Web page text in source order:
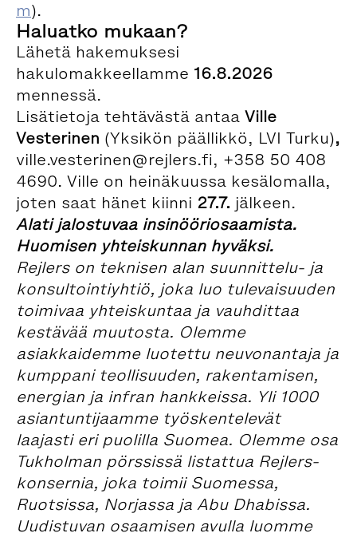
m).
Haluatko mukaan?
Lähetä hakemuksesi
hakulomakkeellamme 16.8.2026
mennessä.
Lisätietoja tehtävästä antaa Ville
Vesterinen (Yksikön päällikkö, LVI Turku),
ville.vesterinen@rejlers.fi, +358 50 408
4690. Ville on heinäkuussa kesälomalla,
joten saat hänet kiinni 27.7. jälkeen.
Alati jalostuvaa insinööriosaamista.
Huomisen yhteiskunnan hyväksi.
Rejlers on teknisen alan suunnittelu- ja
konsultointiyhtiö, joka luo tulevaisuuden
toimivaa yhteiskuntaa ja vauhdittaa
kestävää muutosta. Olemme
asiakkaidemme luotettu neuvonantaja ja
kumppani teollisuuden, rakentamisen,
energian ja infran hankkeissa. Yli 1000
asiantuntijaamme työskentelevät
laajasti eri puolilla Suomea. Olemme osa
Tukholman pörssissä listattua Rejlers-
konsernia, joka toimii Suomessa,
Ruotsissa, Norjassa ja Abu Dhabissa.
Uudistuvan osaamisen avulla luomme